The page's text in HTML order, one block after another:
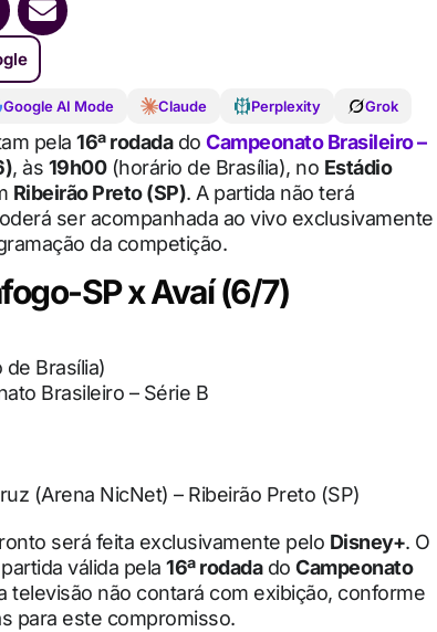
Google AI Mode Claude Perplexity Grok
pela 16ª rodadado Campeonato Brasileiro –
, às 19h00(horário de Brasília), no Estádio
Ribeirão Preto (SP). A partida não terá
ser acompanhada ao vivo exclusivamente
da competição.
SP x Avaí (6/7)
Brasília)
Brasileiro – Série B
(Arena NicNet) – Ribeirão Preto (SP)
será feita exclusivamente pelo Disney+. O
válida pela 16ª rodadado Campeonato
televisão não contará com exibição, conforme
para este compromisso.